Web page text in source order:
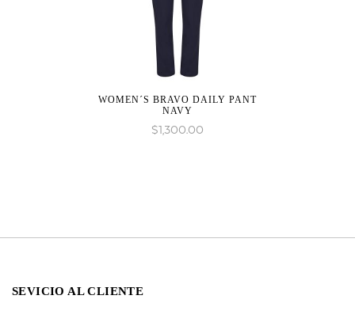
WOMEN´S BRAVO DAILY PANT
NAVY
$1,300.00
SEVICIO AL CLIENTE